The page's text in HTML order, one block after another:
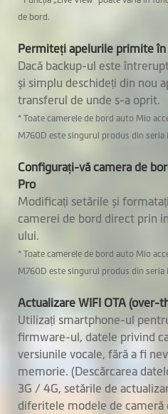
de bord.
Permiteți apelurile primite
Dacă backup-ul este
și simplu deschideți din nou
transferul de unde s-a oprit.
* Toate camerele de bord auto Mio
M760D este singurul produs din seria
Configurați-vă camera de
Pro
Modificați setările și
camerei de bord direct prin
ului.
* Toate camerele de bord auto Mio
M760D este singurul produs din seria
Actualizare WIFI OTA (over-
Utilizați smartphone-ul
firmware-ul, datele privind
versiunile vocale, fără a fi
memorie. (Descărcarea
3G / 4G, setările de
diferitele modele de cameră